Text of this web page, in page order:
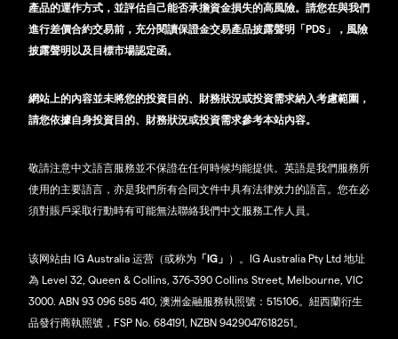
產品的運作方式，並評估自己能否承擔資金損失的高風險。請您在與我們
進行差價合約交易前，充分閱讀保證金交易產品披露聲明「PDS」，風險
披露聲明以及目標市場認定函。
網站上的內容並未將您的投資目的、財務狀況或投資需求納入考慮範圍，
請您依據自身投資目的、財務狀況或投資需求參考本站內容。
敬請注意中文語言服務並不保證在任何時候均能提供。英語是我們服務所
使用的主要語言，亦是我們所有合同文件中具有法律效力的語言。您在必
須對賬戶采取行動時有可能無法聯絡我們中文服務工作人員。
该网站由 IG Australia 运营（或称为 「IG」 ）。IG Australia Pty Ltd 地址
為 Level 32, Queen & Collins, 376-390 Collins Street, Melbourne, VIC
3000. ABN 93 096 585 410, 澳洲金融服務執照號：515106。紐西蘭衍生
品發行商執照號，FSP No. 684191, NZBN 9429047618251。